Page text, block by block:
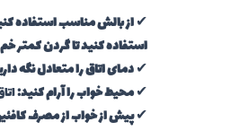
✔از بالش مناسب استفاده
استفاده کنید تا گردن کمتر
✔دمای اتاق را متعادل نگه
✔محیط خواب را آرام کنید:
✔پیش از خواب از مصرف